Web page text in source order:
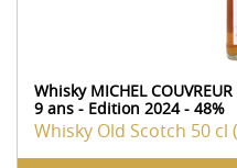
Whisky MICHEL
9 ans - Edition 2024 - 48%
Whisky Old Scotch 50 cl